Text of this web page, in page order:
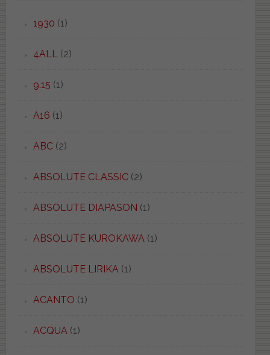
1930 (1)
4ALL(2)
9.15 (1)
A16 (1)
ABC(2)
ABSOLUTE CLASSIC(2)
ABSOLUTE DIAPASON (1)
ABSOLUTE KUROKAWA(1)
ABSOLUTE LIRIKA(1)
ACANTO (1)
ACQUA(1)